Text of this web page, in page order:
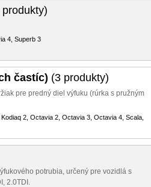
produkty)
4, Superb 3
častíc) (3 produkty)
pre predný diel výfuku (rúrka s pružným
2, Octavia 2, Octavia 3, Octavia 4, Scala,
potrubia, určený pre vozidlá s
2.0TDI.